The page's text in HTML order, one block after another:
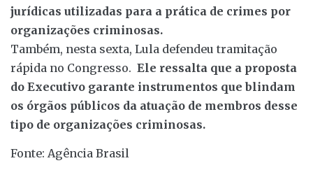
jurídicas utilizadas para a prática de crimes por
organizações criminosas.
Também, nesta sexta, Lula defendeu tramitação
rápida no Congresso. Ele ressalta que a proposta
do Executivo garante instrumentos que blindam
os órgãos públicos da atuação de membros desse
tipo de organizações criminosas.
Fonte: Agência Brasil